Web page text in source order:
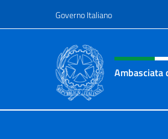
Governo Italiano
Intestazione
Ambasciata